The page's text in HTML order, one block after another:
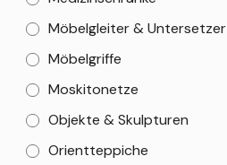
Möbelgleiter & Untersetzer
Möbelgriffe
Moskitonetze
Objekte & Skulpturen
Orientteppiche